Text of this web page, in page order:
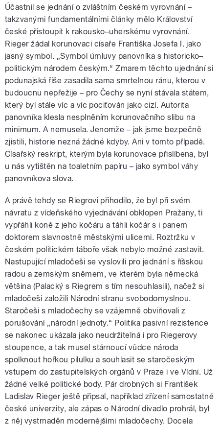
Účastnil se jednání o zvláštním českém vyrovnání –
takzvanými fundamentálními články mělo Království
české přistoupit k rakousko–uherskému vyrovnání.
Rieger žádal korunovaci císaře Františka Josefa I. jako
jasný symbol. „Symbol úmluvy panovníka s historicko–
politickým národem českým.“ Zmarem těchto ujednání si
podunajská říše zasadila sama smrtelnou ránu, kterou v
budoucnu nepřežije – pro Čechy se nyní stávala státem,
který byl stále víc a víc pociťován jako cizí. Autorita
panovníka klesla nesplněním korunovačního slibu na
minimum. A nemusela. Jenomže – jak jsme bezpečně
zjistili, historie nezná žádné kdyby. Ani v tomto případě.
Císařský reskript, kterým byla korunovace přislíbena, byl
u nás vytištěn na toaletním papíru – jako symbol váhy
panovníkova slova.
A právě tehdy se Riegrovi přihodilo, že byl při svém
návratu z vídeňského vyjednávání obklopen Pražany, ti
vypřáhli koně z jeho kočáru a táhli kočár s i panem
doktorem slavnostně městskými ulicemi. Roztržku v
českém politickém táboře však nebylo možné zastavit.
Nastupující mladočeši se vyslovili pro jednání s říšskou
radou a zemským sněmem, ve kterém byla německá
většina (Palacký s Riegrem s tím nesouhlasili), načež si
mladočeši založili Národní stranu svobodomyslnou.
Staročeši s mladočechy se vzájemně obviňovali z
porušování „národní jednoty.“ Politika pasivní rezistence
se nakonec ukázala jako neudržitelná i pro Riegerovy
stoupence, a tak musel stárnoucí vůdce národa
spolknout hořkou pilulku a souhlasit se staročeským
vstupem do zastupitelských orgánů v Praze i ve Vídni. Už
žádné velké politické body. Pár drobných si František
Ladislav Rieger ještě připsal, například zřízení samostatné
české univerzity, ale zápas o Národní divadlo prohrál, byl
z něj vystrnaděn modernějšími mladočechy. Docela